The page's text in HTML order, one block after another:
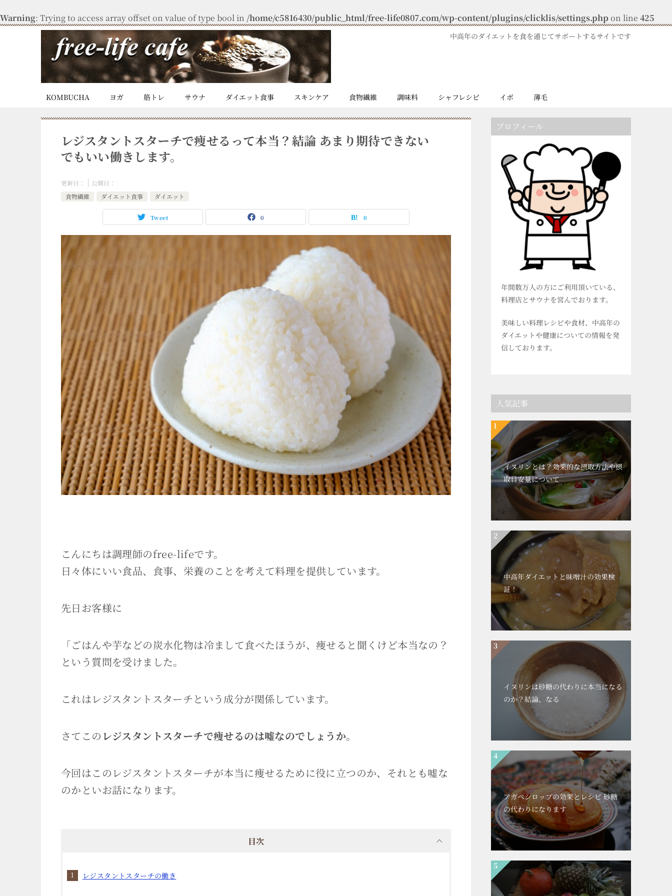
Warning: Trying to access array offset on value of type bool in /home/c5816430/public_html/free-life0807.com/wp-content/plugins/clicklis/settings.php on line 425
中高年のダイエットを食を通じてサポートするサイトです
KOMBUCHA ヨガ 筋トレ サウナ ダイエット食事 スキンケア 食物繊維 調味料 シャフレシピ イボ 薄毛
レジスタントスターチで痩せるって本当？結論 あまり期待できない
でもいい働きします。
更新日：
公開日：
食物繊維
ダイエット食事 ダイエット
Tweet 0 0
こんにちは調理師のfree-lifeです。
日々体にいい食品、食事、栄養のことを考えて料理を提供しています。
先日お客様に
「ごはんや芋などの炭水化物は冷まして食べたほうが、痩せると聞くけど本当なの？
という質問を受けました。
これはレジスタントスターチという成分が関係しています。
さてこの レジスタントスターチで痩せるのは嘘なのでしょうか。
今回はこのレジスタントスターチが本当に痩せるために役に立つのか、それとも嘘な
のかといお話になります。
目次
レジスタントスターチの働き
プロフィール
年間数万人の方にご利用頂いている、
料理店とサウナを営んでおります。
美味しい料理レシピや食材、中高年の
ダイエットや健康についての情報を発
信しております。
人気記事
イヌリンとは？効果的な摂取方法や摂
取目安量について
中高年ダイエットと味噌汁の効果検
証！
イヌリンは砂糖の代わりに本当になる
のか？結論、なる
アガベシロップの効果とレシピ 砂糖
の代わりになります